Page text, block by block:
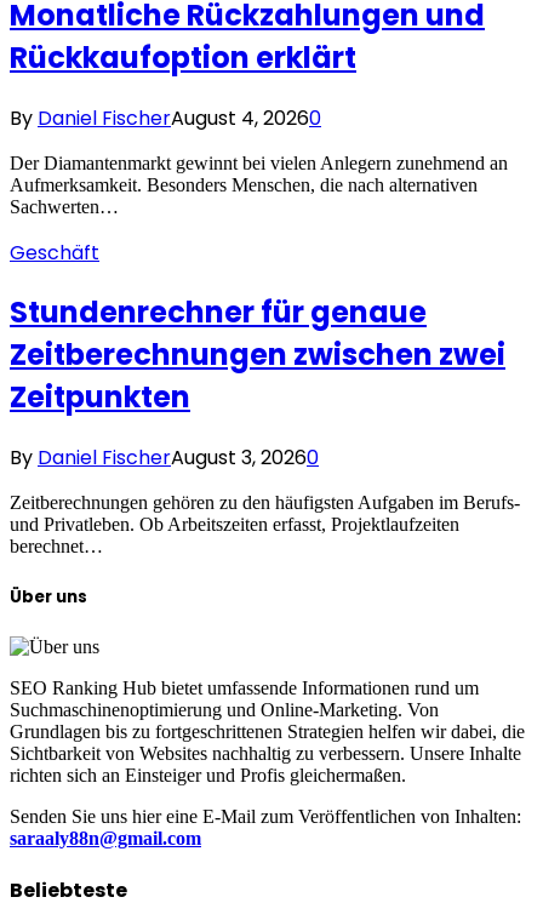
Monatliche Rückzahlungen und
Rückkaufoption erklärt
By Daniel FischerAugust 4, 20260
Der Diamantenmarkt gewinnt bei vielen Anlegern zunehmend an
Aufmerksamkeit. Besonders Menschen, die nach alternativen
Sachwerten…
Geschäft
Stundenrechner für genaue
Zeitberechnungen zwischen zwei
Zeitpunkten
By Daniel FischerAugust 3, 20260
Zeitberechnungen gehören zu den häufigsten Aufgaben im Berufs-
und Privatleben. Ob Arbeitszeiten erfasst, Projektlaufzeiten
berechnet…
Über uns
SEO Ranking Hub bietet umfassende Informationen rund um
Suchmaschinenoptimierung und Online-Marketing. Von
Grundlagen bis zu fortgeschrittenen Strategien helfen wir dabei, die
Sichtbarkeit von Websites nachhaltig zu verbessern. Unsere Inhalte
richten sich an Einsteiger und Profis gleichermaßen.
Senden Sie uns hier eine E-Mail zum Veröffentlichen von Inhalten:
saraaly88n@gmail.com
Beliebteste